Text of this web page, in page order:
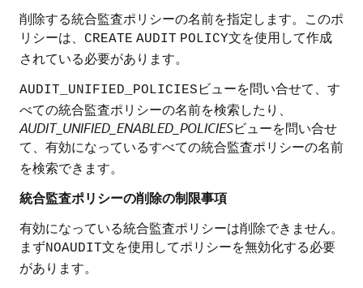
削除する統合監査ポリシーの名前を指定します。このポ
リシーは、
CREATE AUDIT POLICY文を使用して作成
されている必要があります。
AUDIT_UNIFIED_POLICIES ビューを問い合せて、す
べての統合監査ポリシーの名前を検索したり、
AUDIT_UNIFIED_ENABLED_POLICIESビューを問い合せ
て、 有効になっているすべての統合監査ポリシーの名前
を検索できます。
統合監査ポリシーの削除の制限事項
有効になっている統合監査ポリシーは削除できません。
まずNOAUDIT文を使用してポリシーを無効化する必要
があります。